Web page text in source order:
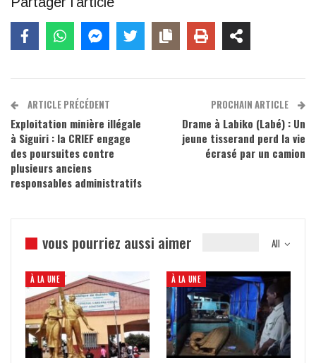
ARTICLE PRÉCÉDENT
Exploitation minière illégale
à Siguiri : la CRIEF engage
des poursuites contre
plusieurs anciens
responsables administratifs
PROCHAIN ARTICLE
Drame à Labiko (Labé) : Un
jeune tisserand perd la vie
écrasé par un camion
All
vous pourriez aussi aimer
À LA UNE À LA UNE